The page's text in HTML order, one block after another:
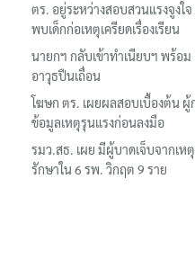
ตร. อยู่ระหว่างสอบสวนแรงจูงใ
พบเด็กก่อเหตุเครียดเรื่องเรียน
นายกฯ กลับเข้าทำเนียบฯ พร้อ
อาวุธปืนเถื่อน
โฆษก ตร. เผยผลสอบเบื้องต้น
ข้อมูลเหตุรุนแรงก่อนลงมือ
รมว.สธ. เผย มีผู้บาดเจ็บจากเห
รักษาใน 6 รพ. วิกฤต 9 ราย